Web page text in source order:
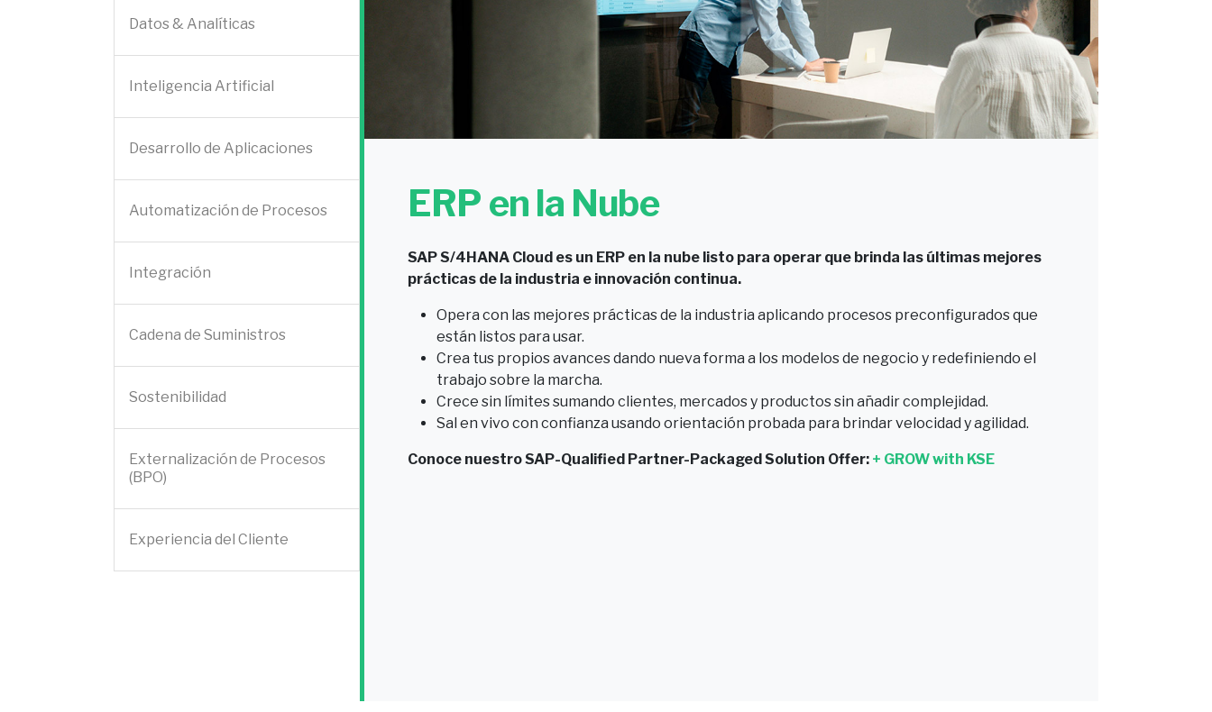
Datos & Analíticas
Inteligencia Artificial
Desarrollo de Aplicaciones
Automatización de Procesos
Integración
Cadena de Suministros
Sostenibilidad
Externalización de Procesos
(BPO)
Experiencia del Cliente
ERP en la Nube
SAP S/4HANA Cloud es un ERP en la nube listo para operar que brinda las últimas mejores
prácticas de la industria e innovación continua.
Opera con las mejores prácticas de la industria aplicando procesos preconfigurados que
están listos para usar.
Crea tus propios avances dando nueva forma a los modelos de negocio y redefiniendo el
trabajo sobre la marcha.
Crece sin límites sumando clientes, mercados y productos sin añadir complejidad.
Sal en vivo con confianza usando orientación probada para brindar velocidad y agilidad.
Conoce nuestro SAP-Qualified Partner-Packaged Solution Offer: + GROW with KSE